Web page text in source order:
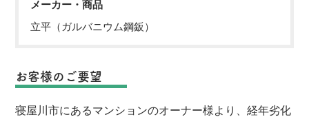
メーカー・商品
立平（ガルバニウム鋼鈑）
お客様のご要望
寝屋川市にあるマンションのオーナー様より、経年劣化